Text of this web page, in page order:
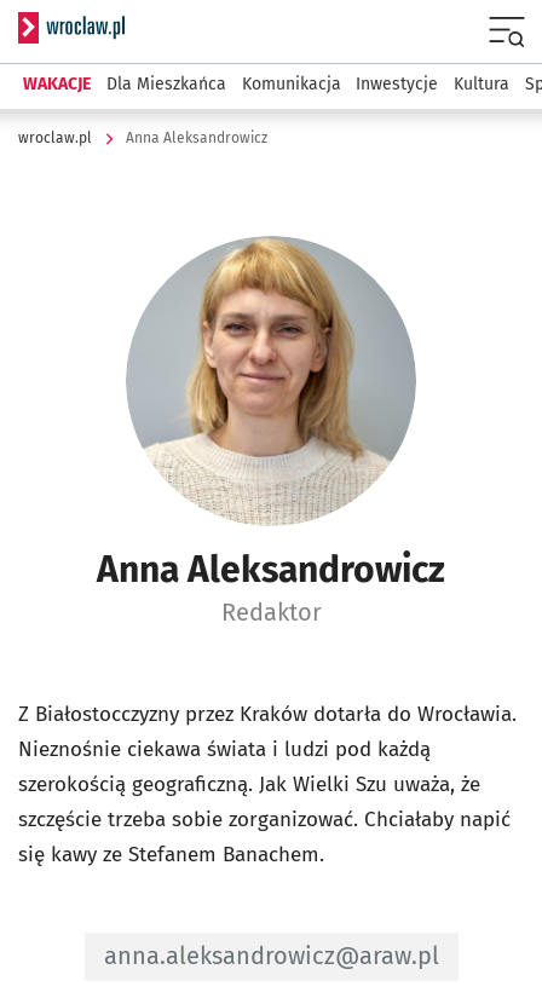
Serwis informacyjny wroclaw.pl
WAKACJE Dla Mieszkańca Komunikacja Inwestycje Kultura
wroclaw.pl Anna Aleksandrowicz
Anna Aleksandrowicz
Redaktor
Z Białostocczyzny przez Kraków dotarła do Wrocławia.
Nieznośnie ciekawa świata i ludzi pod każdą
szerokością geograficzną. Jak Wielki Szu uważa, że
szczęście trzeba sobie zorganizować. Chciałaby napić
się kawy ze Stefanem Banachem.
Adres e-mail do Redaktor - Anna
anna.aleksandrowicz@araw.pl